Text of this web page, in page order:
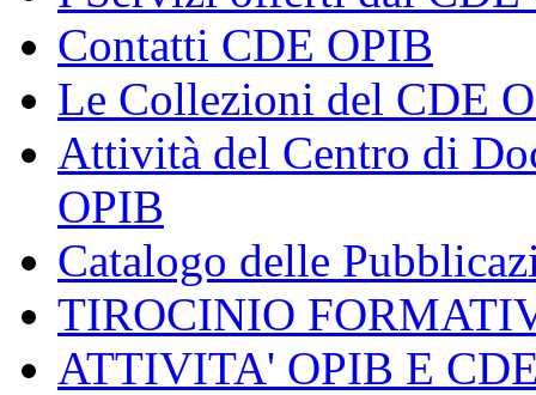
Contatti CDE OPIB
Le Collezioni del CDE
Attività del Centro di
OPIB
Catalogo delle
TIROCINIO
ATTIVITA' OPIB E